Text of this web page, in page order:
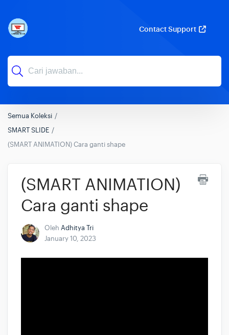
Contact Support
Semua Koleksi
SMART SLIDE
(SMART ANIMATION) Cara ganti shape
(SMART ANIMATION)
Cara ganti shape
Oleh Adhitya Tri
January 10, 2023